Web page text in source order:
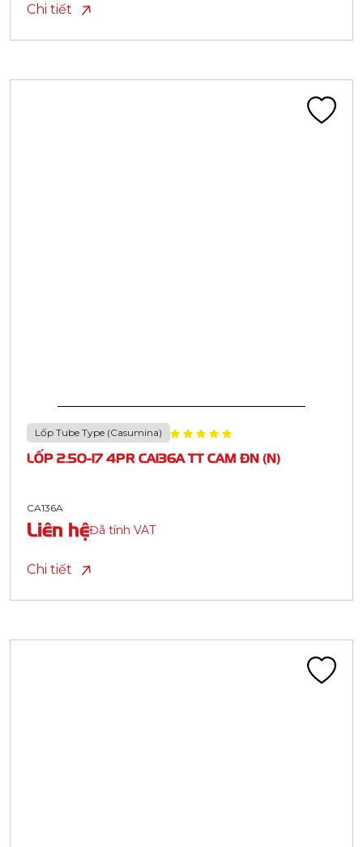
Chi tiết
Lốp Tube Type (Casumina)
LỐP 2.50-17 4PR CA136A TT CAM ĐN (N)
CA136A
Liên hệĐã tính VAT
Chi tiết